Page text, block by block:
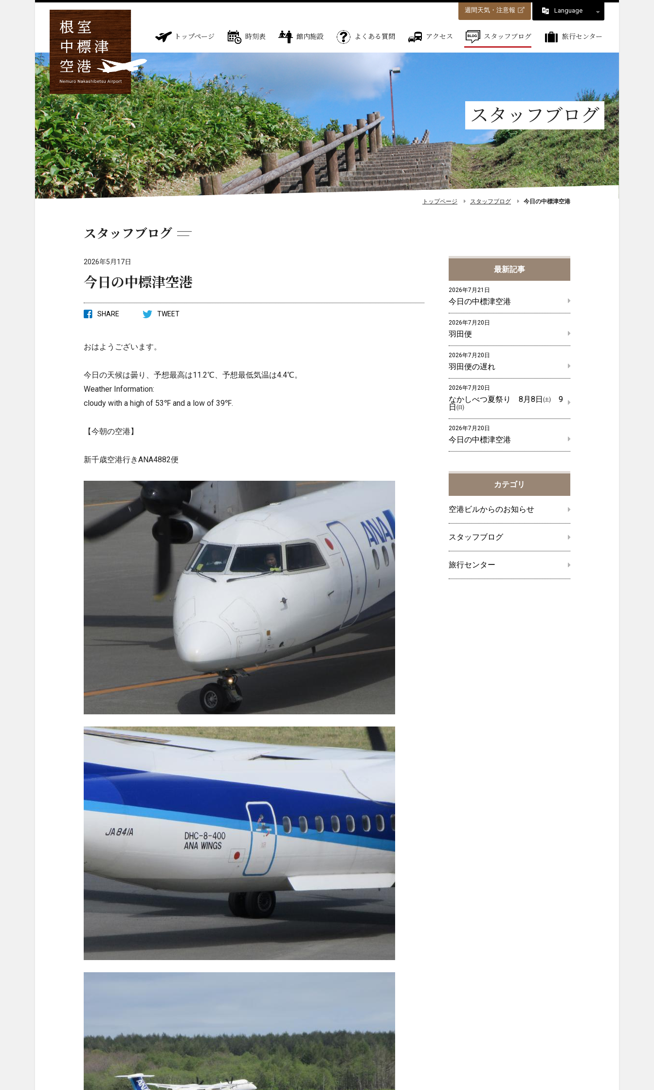
トップページ 時刻表 館内施設 よくある質問 アクセス スタッフブログ 旅行センター
週間天気・注意報 Language
スタッフブログ
トップページ スタッフブログ 今日の中標津空港
スタッフブログ
2026年5月17日
今日の中標津空港
SHARE TWEET
おはようございます。
今日の天候は曇り、予想最高は11.2℃、予想最低気温は4.4℃。
Weather Information:
cloudy with a high of 53℉ and a low of 39℉.
【今朝の空港】
新千歳空港行きANA4882便
最新記事
2026年7月21日
今日の中標津空港
2026年7月20日
羽田便
2026年7月20日
羽田便の遅れ
2026年7月20日
なかしべつ夏祭り 8月8日㈯ 9
日㈰
2026年7月20日
今日の中標津空港
カテゴリ
空港ビルからのお知らせ
スタッフブログ
旅行センター